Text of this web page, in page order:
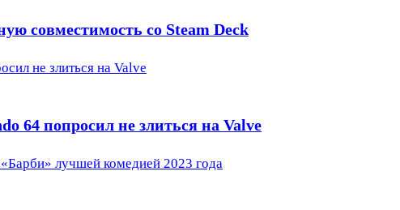
совместимость со Steam Deck
не злиться на Valve
64 попросил не злиться на Valve
лучшей комедией 2023 года